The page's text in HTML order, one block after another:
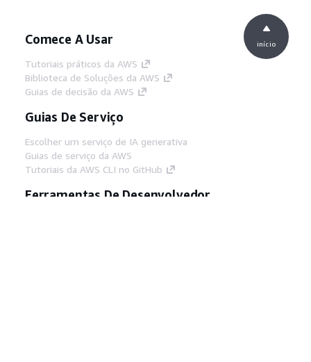
Comece A Usar
Tutoriais práticos da AWS
Biblioteca de Soluções da AWS
Guias de decisão da AWS
Guias De Serviço
Escolher um serviço de IA generativa
Guias de serviço da AWS
Tutoriais da AWS CLI no GitHub
Ferramentas De Desenvolvedor
início